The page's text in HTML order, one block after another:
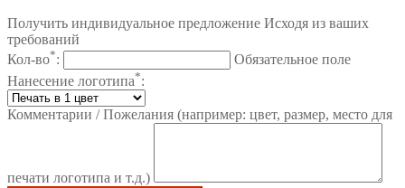
Получить индивидуальное предложение Исходя из ваших
требований
Кол-во*:
Обязательное поле
Нанесение логотипа*:
Комментарии / Пожелания (например: цвет, размер, место для
печати логотипа и т.д.)